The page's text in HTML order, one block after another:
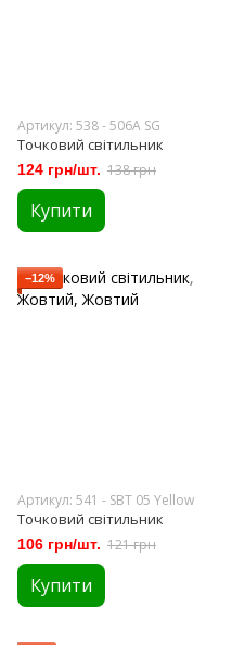
Артикул: 538 - 506A SG
Точковий світильник
124 грн/шт. 138 грн
Купити
−12%
Артикул: 541 - SBT 05 Yellow
Точковий світильник
106 грн/шт. 121 грн
Купити